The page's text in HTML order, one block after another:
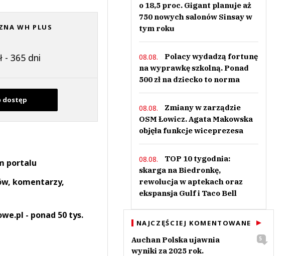
WH PLUS
- 365 dni
dostęp
portalu
komentarzy,
- ponad 50 tys.
o 18,5 proc. Gigant planuje aż
750 nowych salonów Sinsay w
tym roku
08.08.
Polacy wydadzą fortunę
na wyprawkę szkolną. Ponad
500 zł na dziecko to norma
08.08.
Zmiany w zarządzie
OSM Łowicz. Agata Makowska
objęła funkcje wiceprezesa
08.08.
TOP 10 tygodnia:
skarga na Biedronkę,
rewolucja w aptekach oraz
ekspansja Gulf i Taco Bell
NAJCZĘŚCIEJ KOMENTOWANE
Auchan Polska ujawnia
wyniki za 2025 rok.
5